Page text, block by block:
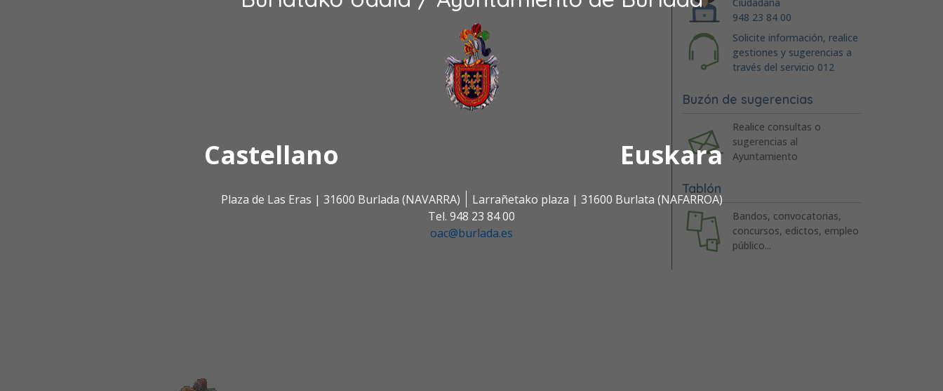
Castellano Euskara
Plaza de Las Eras | 31600 Burlada (NAVARRA)
Larrañetako plaza | 31600 Burlata (NAFARROA)
Tel. 948 23 84 00
oac@burlada.es
948 23 84 00
Solicite información, realice
gestiones y sugerencias a
través del servicio 012
Buzón de sugerencias
Realice consultas o
sugerencias al
Ayuntamiento
Tablón
Bandos, convocatorias,
concursos, edictos, empleo
público...